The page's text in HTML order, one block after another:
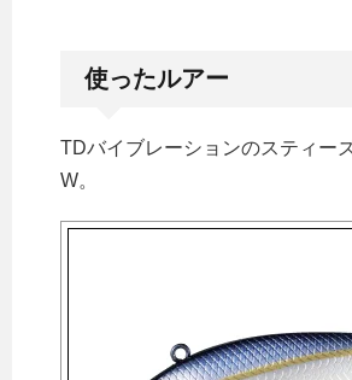
使ったルアー
TDバイブレーションのスティー
W。